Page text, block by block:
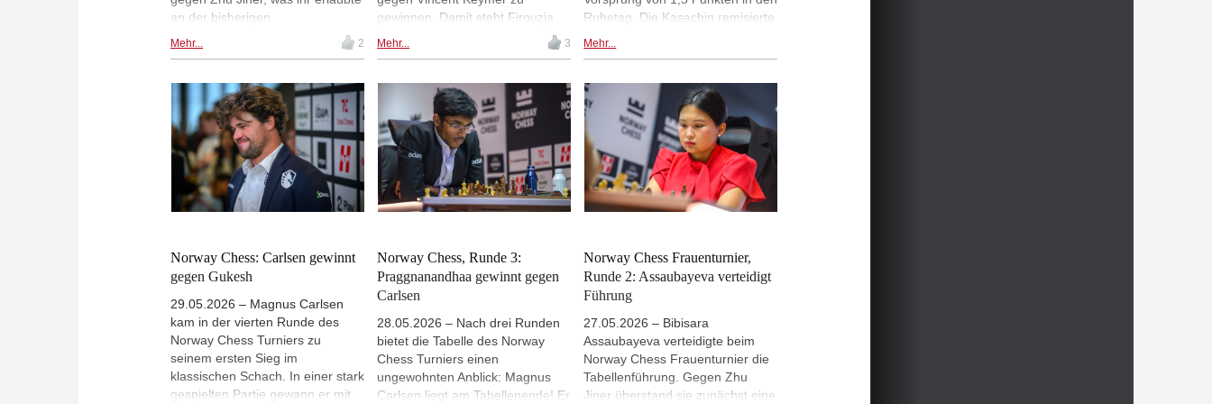
an der bisherigen
Assaubayeva vorbeizuziehen.
gegen Anna Muzychuk und
unterlag ihr in der Armageddon-
Partie. Deshmukh führt das Feld
mit 8,5 Punkten an, gefolgt von
Assaubayeva mit 8 Punkten. Im
Duell zwischen Ju Wenjun und
Koneru Humpy gewann Humpy in
der Armageddon-Partie. | Foto:
Mehr... 2
gewinnen. Damit steht Firouzja
Sein direkter Verfolger, Wesley
der klassischen Partie. Mit 8,5
Punkten befindet sich So auf
Platz 2. Mit einem halben Punkt
Vorsprung auf Praggnanandhaa
Rameshbabu befindet sich
Gukesh Dommaraju auf Platz 3
mit 6,5 Punkten. Auch Gukesh
erreichte den Sieg gegen
klassischen Partie. | Foto: Norway
Chess / Michal Walusza
Mehr... 3
Ruhetag. Die Kasachin remisierte
klassische Partie gegen Ju
anschließend im Armageddon.
Anna Muzychuk (gegen Divya
Deshmukh) und Zhu Jiner (gegen
Humpy Koneru) gewannen
ebenfalls im Armageddon. | Foto:
Norway Chess / Michal Walusza
Mehr...
Norway Chess: Carlsen gewinnt
gegen Gukesh
29.05.2026 – Magnus Carlsen
kam in der vierten Runde des
Norway Chess Turniers zu
seinem ersten Sieg im
klassischen Schach. In einer stark
gespielten Partie gewann er mit
Norway Chess, Runde 3:
Praggnanandhaa gewinnt gegen
Carlsen
28.05.2026 – Nach drei Runden
bietet die Tabelle des Norway
Chess Turniers einen
ungewohnten Anblick: Magnus
Carlsen liegt am Tabellenende! Er
Norway Chess Frauenturnier,
Runde 2: Assaubayeva verteidigt
Führung
27.05.2026 – Bibisara
Assaubayeva verteidigte beim
Norway Chess Frauenturnier die
Tabellenführung. Gegen Zhu
Jiner überstand sie zunächst eine